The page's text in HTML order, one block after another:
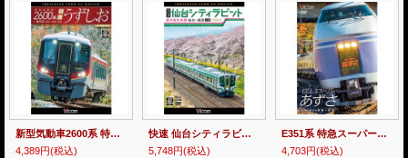
新型気動車2600系 特急うずしお 一番列車・高松〜徳島往復 4K撮影作品【DVD】
4,389円(税込)
快速 仙台シティラビット 4K撮影作品 桜の東北本線 仙台~福島往復【DVD】
5,748円(税込)
E351系 特急スーパーあずさ 紅葉に染まる新宿〜松本【DVD】
4,703円(税込)